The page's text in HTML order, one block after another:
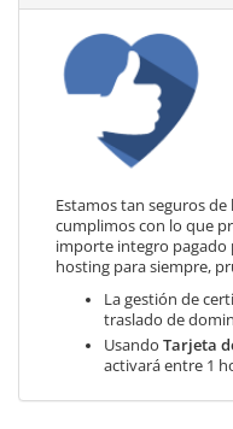
Estamos tan seguros
cumplimos con lo que
importe integro pagado
hosting para siempre,
La gestión de
traslado de
Usando Tarjeta
activará entre 1